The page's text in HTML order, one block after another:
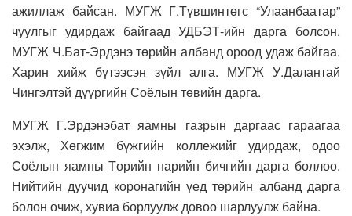
ажиллаж байсан. МУГЖ Г.Түвшинтөгс “Улаанбаатар”
чуулгыг удирдаж байгаад УДБЭТ-ийн дарга болсон.
МУГЖ Ч.Бат-Эрдэнэ төрийн албанд ороод удаж байгаа.
Харин хийж бүтээсэн зүйл алга. МУГЖ У.Далантай
Чингэлтэй дүүргийн Соёлын төвийн дарга.
МУГЖ Г.Эрдэнэбат яамны газрын даргаас гараагаа
эхэлж, Хөгжим бүжгийн коллежийг удирдаж, одоо
Соёлын яамны Төрийн нарийн бичгийн дарга боллоо.
Нийтийн дуучид коронагийн үед төрийн албанд дарга
болон очиж, хувиа борлуулж довоо шарлуулж байна.